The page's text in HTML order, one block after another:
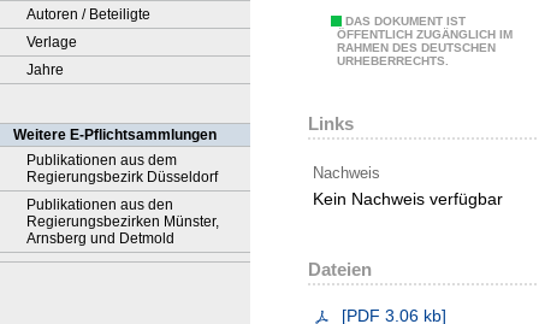
Autoren / Beteiligte
Verlage
Jahre
Weitere E-Pflichtsammlungen
Publikationen aus dem
Regierungsbezirk Düsseldorf
Publikationen aus den
Regierungsbezirken Münster,
Arnsberg und Detmold
DAS DOKUMENT IST
ÖFFENTLICH ZUGÄNGLICH IM
RAHMEN DES DEUTSCHEN
URHEBERRECHTS.
Links
Nachweis
Kein Nachweis verfügbar
Dateien
[PDF 3.06 kb]